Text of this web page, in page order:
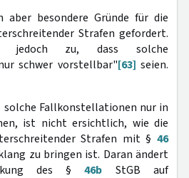
aber besondere Gründe für die
Strafen gefordert.
zu, dass solche
schwer vorstellbar"[63] seien.
solche Fallkonstellationen nur in
ist nicht ersichtlich, wie die
Strafen mit § 46
zu bringen ist. Daran ändert
des §46b StGB auf